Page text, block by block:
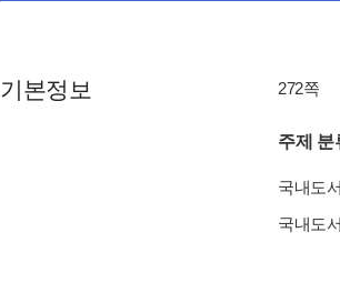
기본정보 272쪽
주제 분
국내도
국내도